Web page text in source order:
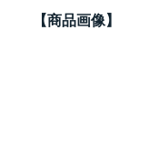
【商品画像】